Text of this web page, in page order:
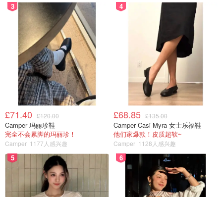
3
£71.40 £120.00
Camper 玛丽珍鞋
完全不会累脚的玛丽珍！
Camper 1177人感兴趣
4
£68.85 £135.00
Camper Casi Myra 女士乐福鞋
他们家爆款！皮质超软~
Camper 1128人感兴趣
5 6